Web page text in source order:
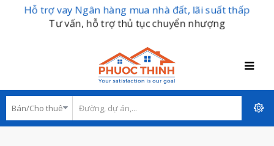
Hỗ trợ vay Ngân hàng mua nhà đất, lãi suất thấp
Tư vấn, hỗ trợ thủ tục chuyển nhượng